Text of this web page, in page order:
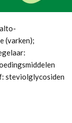
(varken);
steviolglycosiden